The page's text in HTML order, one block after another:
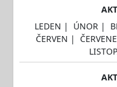
LEDEN | ÚNOR |
ČERVEN |